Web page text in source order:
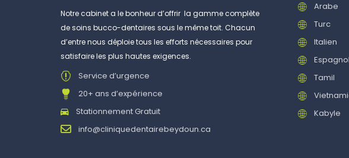
Notre cabinet a le bonheur d’offrir la gamme complète
de soins bucco-dentaires sous le même toit. Chacun
d’entre nous déploie tous les efforts nécessaires pour
satisfaire les plus hautes exigences.
Service d’urgence
20+ ans d’expérience
Stationnement Gratuit
info@cliniquedentairebeydoun.ca
Arabe
Turc
Italien
Espagnol
Tamil
Kabyle